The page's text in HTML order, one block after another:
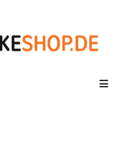
Menü